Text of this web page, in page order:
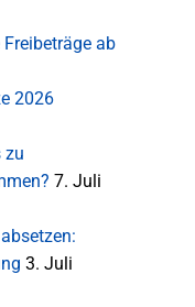
ab
2026
zu
7. Juli
3. Juli